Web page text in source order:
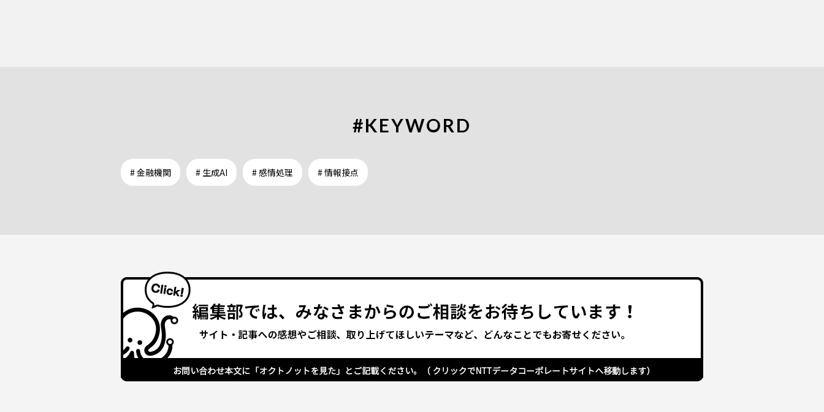
#KEYWORD
# 金融機関 # 生成AI # 感情処理 # 情報接点